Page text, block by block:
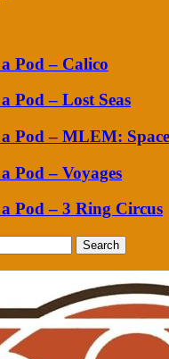
Pod – Calico
Pod – Lost Seas
Pod – MLEM:
Pod – Voyages
Pod – 3 Ring Circus